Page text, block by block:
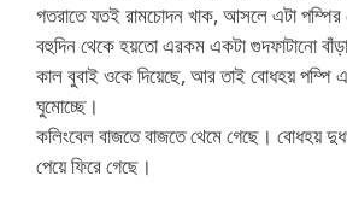
গতরাতে যতই রামচোদন খাক, আসলে এটা পম্পির
বহুদিন থেকে হয়তো এরকম একটা গুদফাটানো
কাল বুবাই ওকে দিয়েছে, আর তাই বোধহয় পম্পি
ঘুমোচ্ছে।
কলিংবেল বাজতে বাজতে থেমে গেছে। বোধহয়
পেয়ে ফিরে গেছে।